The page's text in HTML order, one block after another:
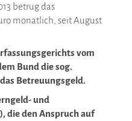
betrug das
monatlich, seit August
vom
Bund die sog.
Betreuungsgeld.
und
die den Anspruch auf